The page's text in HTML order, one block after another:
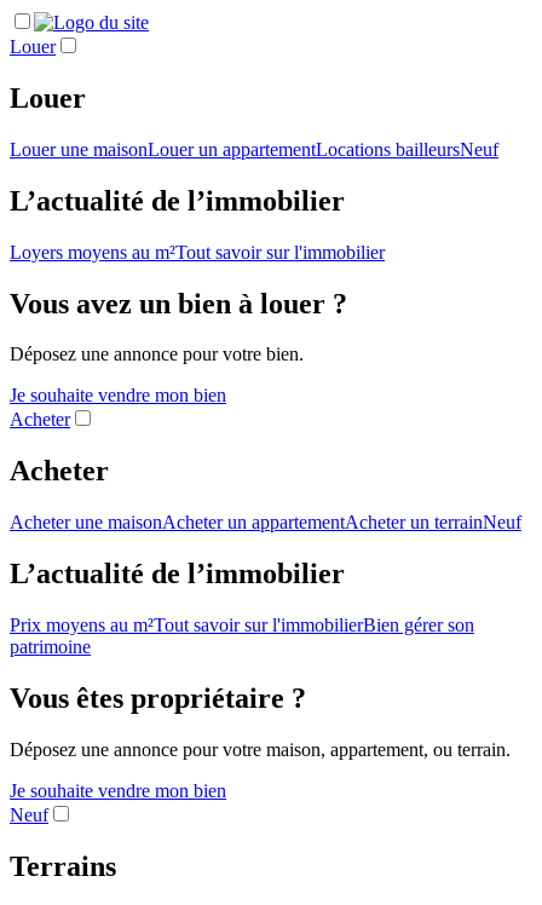
Louer
Louer
Louer une maisonLouer un appartementLocations bailleursNeuf
L’actualité de l’immobilier
Loyers moyens au m²Tout savoir sur l'immobilier
Vous avez un bien à louer ?
Déposez une annonce pour votre bien.
Je souhaite vendre mon bien
Acheter
Acheter
Acheter une maisonAcheter un appartementAcheter un terrainNeuf
L’actualité de l’immobilier
Prix moyens au m²Tout savoir sur l'immobilierBien gérer son
patrimoine
Vous êtes propriétaire ?
Déposez une annonce pour votre maison, appartement, ou terrain.
Je souhaite vendre mon bien
Neuf
Terrains